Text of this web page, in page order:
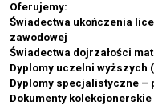
Oferujemy:
Świadectwa ukończenia
zawodowej
Świadectwa dojrzałości
Dyplomy uczelni wyższych
Dyplomy specjalistyczne –
Dokumenty